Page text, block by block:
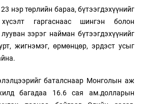
нэр төрлийн бараа, бүтээгдэхүүнийг
гаргаснаас шингэн болон
зэрэг найман бүтээгдэхүүнийг
жигнэмэг, өрмөнцөр, эрдэст усыг
баталснаар Монголын аж
багадаа 16.6 сая ам.долларын